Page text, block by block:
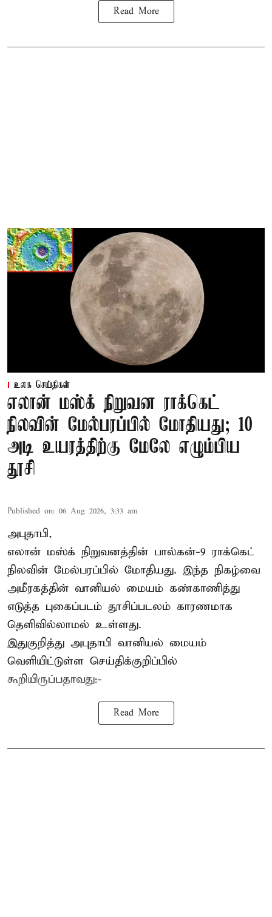
Read More
உலக செய்திகள்
எலான் மஸ்க் நிறுவன ராக்கெட்
நிலவின் மேல்பரப்பில் மோதியது; 10
அடி உயரத்திற்கு மேலே எழும்பிய
தூசி
Published on: 06 Aug 2026, 3:33 am
அபுதாபி,
எலான் மஸ்க் நிறுவனத்தின் பால்கன்-9 ராக்கெட்
நிலவின் மேல்பரப்பில் மோதியது. இந்த நிகழ்வை
அமீரகத்தின் வானியல் மையம் கண்காணித்து
எடுத்த புகைப்படம் தூசிப்படலம் காரணமாக
தெளிவில்லாமல் உள்ளது.
இதுகுறித்து அபுதாபி வானியல் மையம்
வெளியிட்டுள்ள செய்திக்குறிப்பில்
கூறியிருப்பதாவது:-
Read More